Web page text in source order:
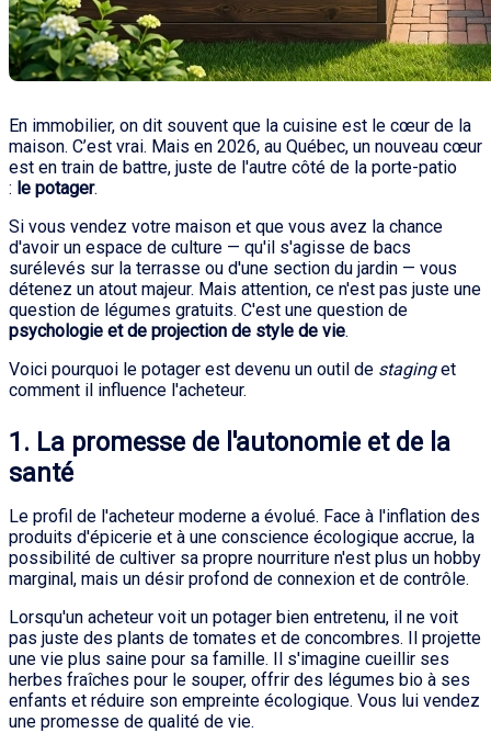
En immobilier, on dit souvent que la cuisine est le cœur de la
maison. C’est vrai. Mais en 2026, au Québec, un nouveau cœur
est en train de battre, juste de l'autre côté de la porte-patio
: le potager.
Si vous vendez votre maison et que vous avez la chance
d'avoir un espace de culture — qu'il s'agisse de bacs
surélevés sur la terrasse ou d'une section du jardin — vous
détenez un atout majeur. Mais attention, ce n'est pas juste une
question de légumes gratuits. C'est une question de
psychologie et de projection de style de vie.
Voici pourquoi le potager est devenu un outil de staginget
comment il influence l'acheteur.
1. La promesse de l'autonomie et de la
santé
Le profil de l'acheteur moderne a évolué. Face à l'inflation des
produits d'épicerie et à une conscience écologique accrue, la
possibilité de cultiver sa propre nourriture n'est plus un hobby
marginal, mais un désir profond de connexion et de contrôle.
Lorsqu'un acheteur voit un potager bien entretenu, il ne voit
pas juste des plants de tomates et de concombres. Il projette
une vie plus saine pour sa famille. Il s'imagine cueillir ses
herbes fraîches pour le souper, offrir des légumes bio à ses
enfants et réduire son empreinte écologique. Vous lui vendez
une promesse de qualité de vie.